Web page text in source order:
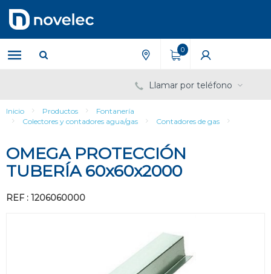
contenido
menú
de
navegación
0
Llamar por teléfono
Inicio Productos
Fontanería
Colectores y contadores agua/gas
Contadores de gas
OMEGA PROTECCIÓN
TUBERÍA 60x60x2000
REF : 1206060000